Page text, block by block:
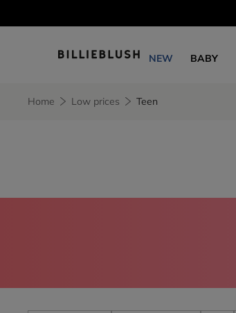
NEW BABY
Home Low prices Teen